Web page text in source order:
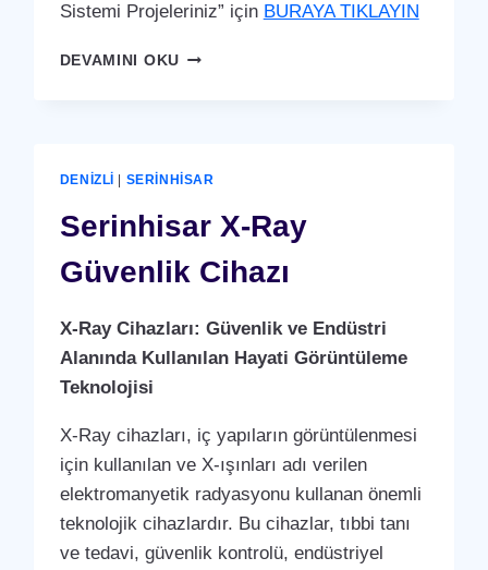
Sistemi Projeleriniz” için BURAYA TIKLAYIN
DEVAMINI OKUSERINHISAR
DENIZLI SERINHISAR
Serinhisar X-Ray
Güvenlik Cihazı
X-Ray Cihazları: Güvenlik ve Endüstri
Alanında Kullanılan Hayati Görüntüleme
Teknolojisi
X-Ray cihazları, iç yapıların görüntülenmesi
için kullanılan ve X-ışınları adı verilen
elektromanyetik radyasyonu kullanan önemli
teknolojik cihazlardır. Bu cihazlar, tıbbi tanı
ve tedavi, güvenlik kontrolü, endüstriyel